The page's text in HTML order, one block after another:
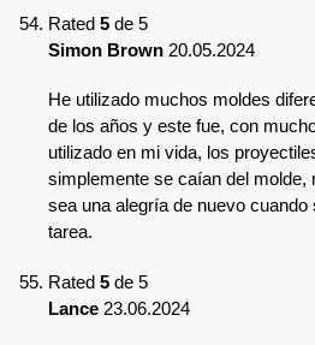
Rated 5 de 5
Simon Brown 20.05.2024
He utilizado muchos moldes
de los años y este fue, con
utilizado en mi vida, los
simplemente se caían del molde,
sea una alegría de nuevo
tarea.
Rated 5 de 5
Lance 23.06.2024